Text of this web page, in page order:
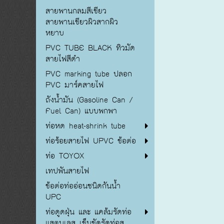
สายพานกลมสีเขียว
สายพานเขียวผิวสากผิว
หยาบ
PVC TUBE BLACK ทิวมัด
สายไฟสีดำ
PVC marking tube ปลอก
PVC มาร์คสายไฟ
ถังน้ำมัน (Gasoline Can /
Fuel Can) แบบพกพา
ท่อหด heat-shrink tube
ท่อร้อยสายไฟ UPVC ข้อต่อ
ท่อ TOYOX
เทปพันสายไฟ
ข้อต่อท่ออ่อนชนิดกันน้ำ
UPC
ท่อดูดฝุ่น และ แคล้มรัดท่อ